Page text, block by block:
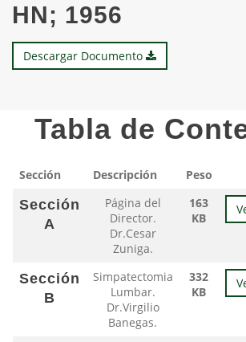
HN; 1956
Descargar Documento
Tabla de
Sección Descripción Peso
Sección
A
Página del
Director.
Dr.Cesar
Zuniga.
163
KB
Sección
B
Simpatectomia
Lumbar.
Dr.Virgilio
Banegas.
332
KB